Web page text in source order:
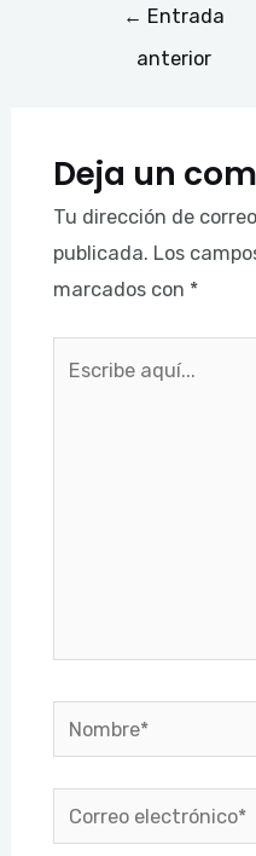
← Entrada
anterior
Deja un
Tu dirección de
publicada. Los
marcados con *
Nombre*
Correo
electrónico*